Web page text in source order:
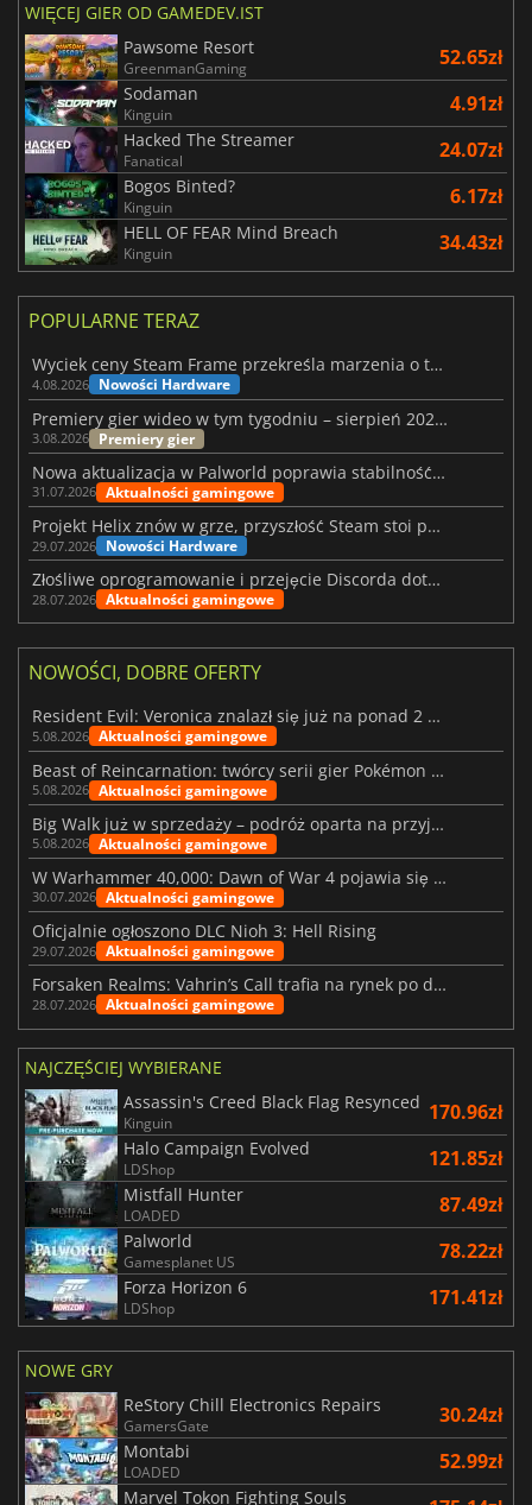
WIĘCEJ GIER OD GAMEDEV.IST
Pawsome Resort
GreenmanGaming 52.65zł
Sodaman
Kinguin 4.91zł
Hacked The Streamer
Fanatical 24.07zł
Bogos Binted?
Kinguin 6.17zł
HELL OF FEAR Mind Breach
Kinguin 34.43zł
POPULARNE TERAZ
Wyciek ceny Steam Frame przekreśla marzenia o tanim zestawie VR
4.08.2026 Nowości Hardware
Premiery gier wideo w tym tygodniu – sierpień 2026 r. (32. tydzień)
3.08.2026 Premiery gier
Nowa aktualizacja w Palworld poprawia stabilność Sunreach i walk z bossami
31.07.2026 Aktualności gamingowe
Projekt Helix znów w grze, przyszłość Steam stoi pod znakiem zapytania
29.07.2026 Nowości Hardware
Złośliwe oprogramowanie i przejęcie Discorda dotknęły Meccha Chameleon
28.07.2026 Aktualności gamingowe
NOWOŚCI, DOBRE OFERTY
Resident Evil: Veronica znalazł się już na ponad 2 milionach list życzeń
5.08.2026 Aktualności gamingowe
Beast of Reincarnation: twórcy serii gier Pokémon wkraczają na nową ścieżkę
5.08.2026 Aktualności gamingowe
Big Walk już w sprzedaży – podróż oparta na przyjaźni
5.08.2026 Aktualności gamingowe
W Warhammer 40,000: Dawn of War 4 pojawia się frakcja Nekronów
30.07.2026 Aktualności gamingowe
Oficjalnie ogłoszono DLC Nioh 3: Hell Rising
29.07.2026 Aktualności gamingowe
Forsaken Realms: Vahrin’s Call trafia na rynek po dziesięciu latach prac
28.07.2026 Aktualności gamingowe
NAJCZĘŚCIEJ WYBIERANE
Assassin's Creed Black Flag Resynced
Kinguin 170.96zł
Halo Campaign Evolved
LDShop 121.85zł
Mistfall Hunter
LOADED 87.49zł
Palworld
Gamesplanet US 78.22zł
Forza Horizon 6
LDShop 171.41zł
NOWE GRY
ReStory Chill Electronics Repairs
GamersGate 30.24zł
Montabi
LOADED 52.99zł
Marvel Tokon Fighting Souls